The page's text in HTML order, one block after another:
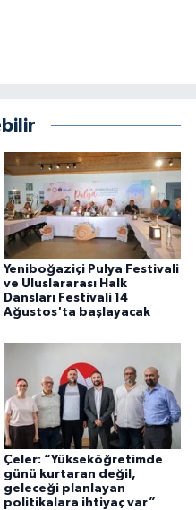
Yeniboğaziçi Pulya Festivali
ve Uluslararası Halk
Dansları Festivali 14
Ağustos'ta başlayacak
Çeler: “Yükseköğretimde
günü kurtaran değil,
geleceği planlayan
politikalara ihtiyaç var”